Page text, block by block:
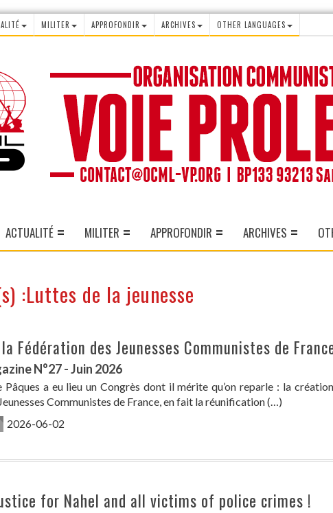
MILITER APPROFONDIR ARCHIVES OTHER LANGUAGES
ACTUALITÉ MILITER APPROFONDIR ARCHIVES
:Luttes de la jeunesse
Fédération des Jeunesses Communistes de
N°27 - Juin 2026
Pâques a eu lieu un Congrès dont il mérite qu’on reparle : la
Communistes de France, en fait la réunification (…)
2026-06-02
for Nahel and all victims of police crimes !